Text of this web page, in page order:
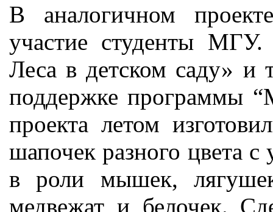
В аналогичном
участие студенты МГУ.
Леса в детском саду» и
поддержке программы
проекта летом
шапочек разного цвета
в роли мышек,
медвежат и белочек.